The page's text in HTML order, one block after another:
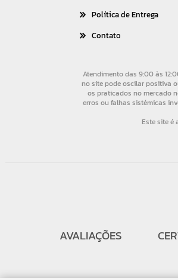
Política de Entrega
Contato
AVALIAÇÕES